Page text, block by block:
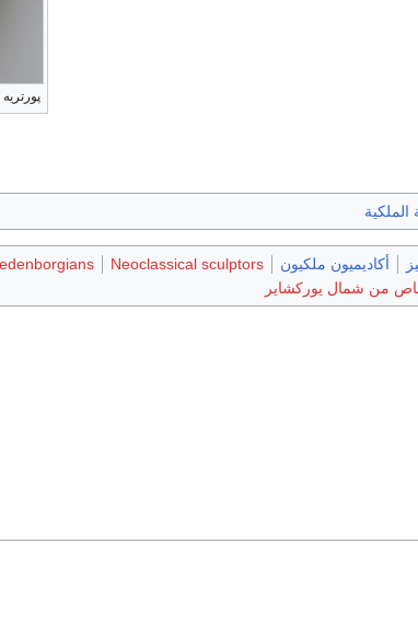
پورتريه
الملكية
أكاديميون ملكيون Neoclassical sculptors
من شمال يوركشاير